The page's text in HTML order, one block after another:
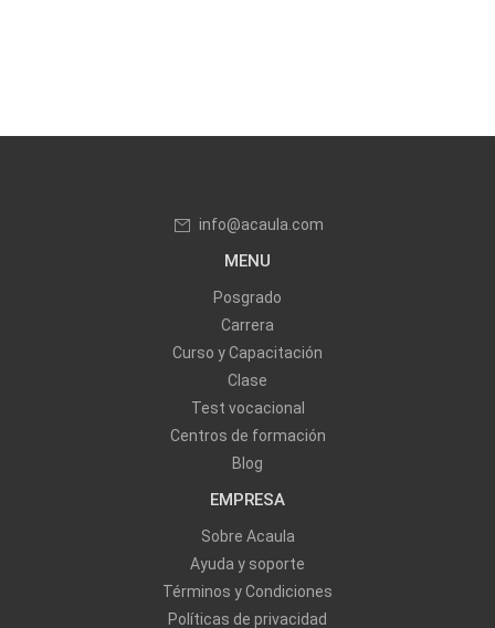
info@acaula.com
MENU
Posgrado
Carrera
Curso y Capacitación
Clase
Test vocacional
Centros de formación
Blog
EMPRESA
Sobre Acaula
Ayuda y soporte
Términos y Condiciones
Políticas de privacidad